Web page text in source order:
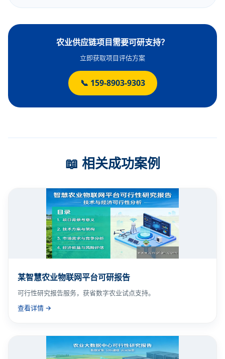
农业供应链项目需要可研支持？
立即获取项目评估方案
📞 159-8903-9303
📖 相关成功案例
某智慧农业物联网平台可研报告
可行性研究报告服务，获省数字农业试点支持。
查看详情 →